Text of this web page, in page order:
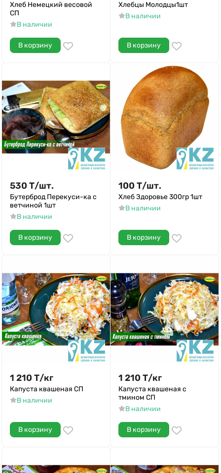
Хлеб Немецкий весовой
СП
В наличии
В корзину
Хлебцы Молодцы1шт
В наличии
В корзину
530 Т/шт.
Бутерброд Перекуси-ка с
ветчиной 1шт
В наличии
В корзину
100 Т/шт.
Хлеб Здоровье 300гр 1шт
В наличии
В корзину
1 210 Т/кг
Капуста квашеная СП
В наличии
В корзину
1 210 Т/кг
Капуста квашеная с
тмином СП
В наличии
В корзину